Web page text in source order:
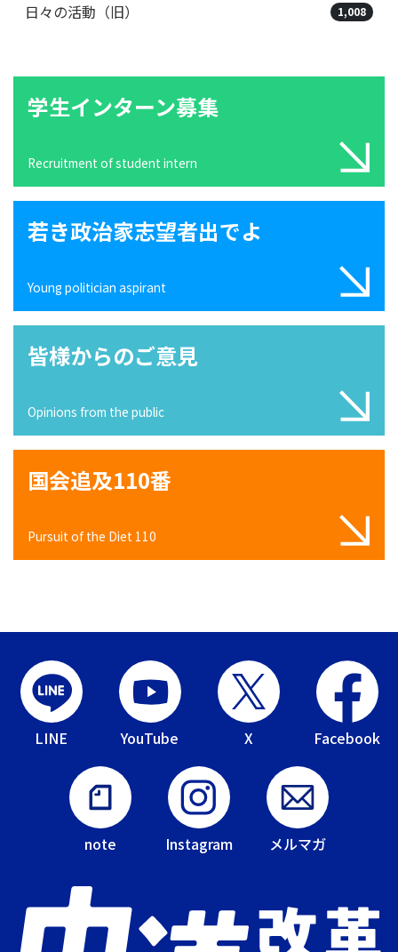
日々の活動（旧） 1,008
学生インターン募集
Recruitment of student intern
若き政治家志望者出でよ
Young politician aspirant
皆様からのご意見
Opinions from the public
国会追及110番
Pursuit of the Diet 110
LINE YouTube X Facebook
note Instagram メルマガ